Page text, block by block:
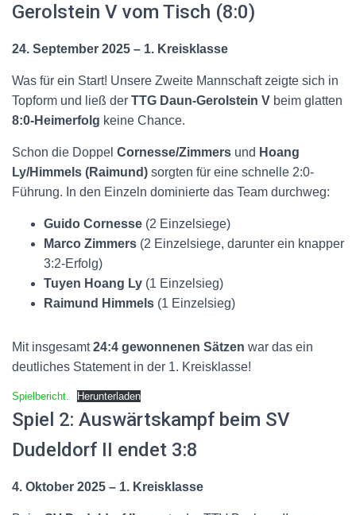
Gerolstein V vom Tisch (8:0)
24. September 2025 – 1. Kreisklasse
Was für ein Start! Unsere Zweite Mannschaft zeigte sich in
Topform und ließ der TTG Daun-Gerolstein V beim glatten
8:0-Heimerfolg keine Chance.
Schon die Doppel Cornesse/Zimmers und Hoang
Ly/Himmels (Raimund) sorgten für eine schnelle 2:0-
Führung. In den Einzeln dominierte das Team durchweg:
Guido Cornesse (2 Einzelsiege)
Marco Zimmers (2 Einzelsiege, darunter ein knapper
3:2-Erfolg)
Tuyen Hoang Ly (1 Einzelsieg)
Raimund Himmels (1 Einzelsieg)
Mit insgesamt24:4 gewonnenen Sätzen war das ein
deutliches Statement in der 1. Kreisklasse!
Spielbericht. Herunterladen
Spiel 2: Auswärtskampf beim SV
Dudeldorf II endet 3:8
4. Oktober 2025 – 1. Kreisklasse